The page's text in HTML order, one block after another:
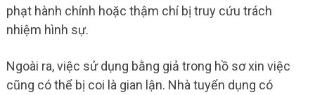
phạt hành chính hoặc thậm chí bị truy cứu trách
nhiệm hình sự.
Ngoài ra, việc sử dụng bằng giả trong hồ sơ xin việc
cũng có thể bị coi là gian lận. Nhà tuyển dụng có